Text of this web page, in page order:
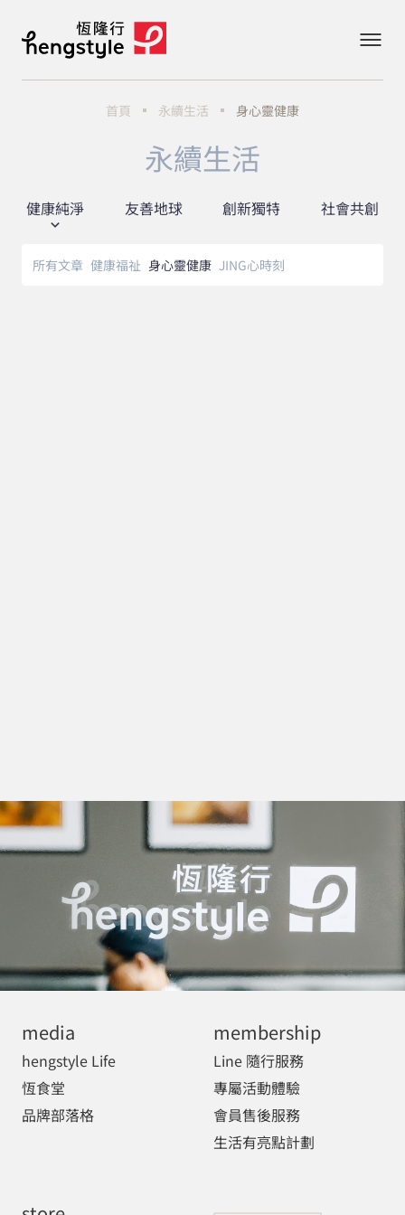
首頁 永續生活 身心靈健康
永續生活
健康純淨
所有文章 健康福祉 身心靈健康 JING心時刻
友善地球 創新獨特 社會共創
media
hengstyle Life
恆食堂
品牌部落格
membership
Line 隨行服務
專屬活動體驗
會員售後服務
生活有亮點計劃